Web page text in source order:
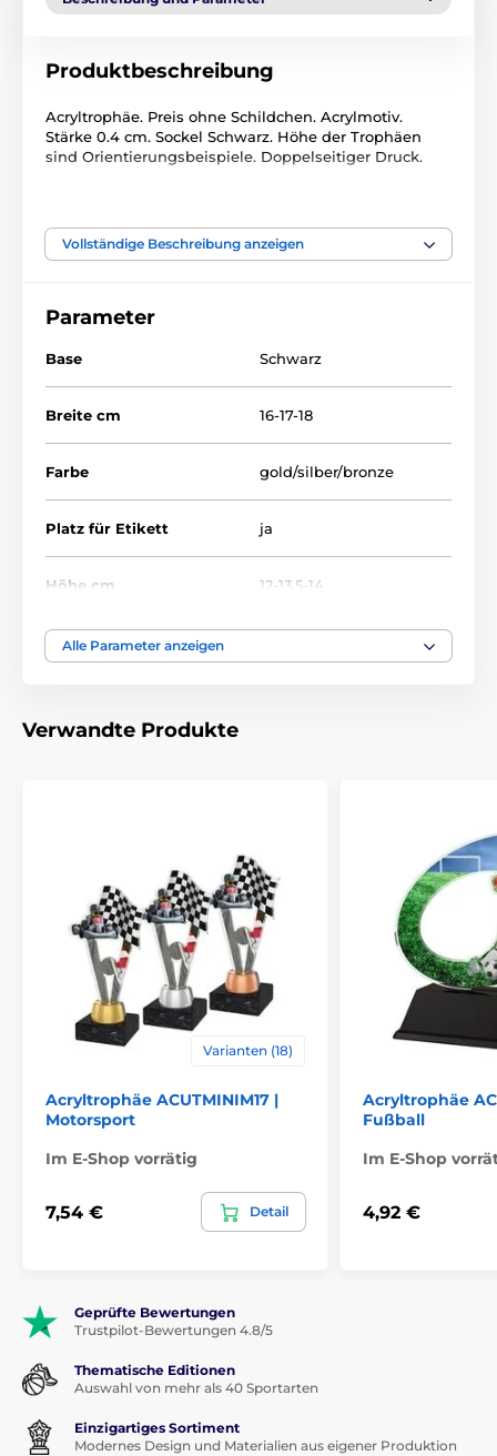
Produktbeschreibung
Acryltrophäe. Preis ohne Schildchen. Acrylmotiv.
Stärke 0.4 cm. Sockel Schwarz. Höhe der Trophäen
sind Orientierungsbeispiele. Doppelseitiger Druck.
Snowboard Wintersport
Vollständige Beschreibung anzeigen
Parameter
Base Schwarz
Breite cm 16-17-18
Farbe gold/silber/bronze
Platz für Etikett ja
Höhe cm 12-13.5-14
Thema
Alle Parameter anzeigen
Verwandte Produkte
Varianten (18)
Acryltrophäe ACUTMINIM17 |
Motorsport
Im E-Shop vorrätig
7,54 € Detail
Acryltrophäe
Fußball
Im E-Shop
4,92 €
Geprüfte Bewertungen
Trustpilot-Bewertungen 4.8/5
Thematische Editionen
Auswahl von mehr als 40 Sportarten
Einzigartiges Sortiment
Modernes Design und Materialien aus eigener Produktion